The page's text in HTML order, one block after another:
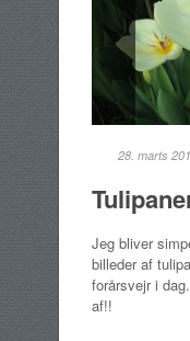
28. marts
Jeg bliver
billeder af
forårsvejr i
af!!